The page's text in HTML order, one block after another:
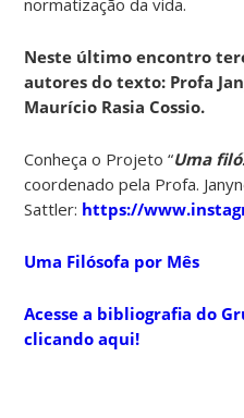
normatização da vida.
Neste último encontro
autores do texto: Profa
Maurício Rasia Cossio.
Conheça o Projeto “Uma
coordenado pela Profa.
Sattler: https://
Uma Filósofa por Mês
Acesse a bibliografia do
clicando aqui!